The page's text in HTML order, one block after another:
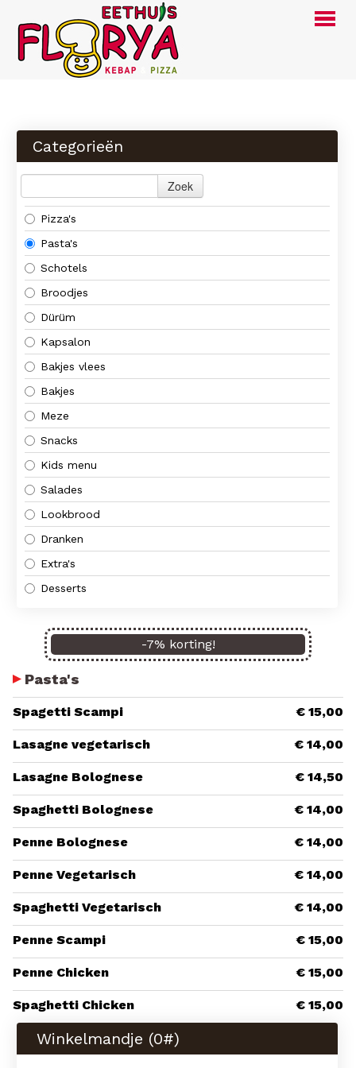
Foto's
INLOGGEN BESTELLEN
Categorieën
Zoek
Pizza's
Pasta's
Schotels
Broodjes
Dürüm
Kapsalon
Bakjes vlees
Bakjes
Meze
Snacks
Kids menu
Salades
Lookbrood
Dranken
Extra's
Desserts
-7% korting!
Pasta's
Spagetti Scampi € 15,00
Lasagne vegetarisch € 14,00
Lasagne Bolognese € 14,50
Spaghetti Bolognese € 14,00
Penne Bolognese € 14,00
Penne Vegetarisch € 14,00
Spaghetti Vegetarisch € 14,00
Penne Scampi € 15,00
Penne Chicken € 15,00
Spaghetti Chicken € 15,00
Winkelmandje (0#)